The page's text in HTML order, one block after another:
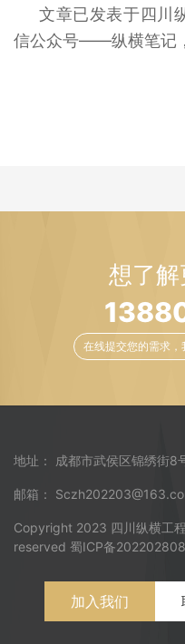
文章已发表于四川
信公众号——纵横笔记
想了
在线提交您的需求
地址： 成都市武侯区锦绣街8
邮箱：
Copyright 2023 四川纵横工
reserved 蜀ICP备
加入我们